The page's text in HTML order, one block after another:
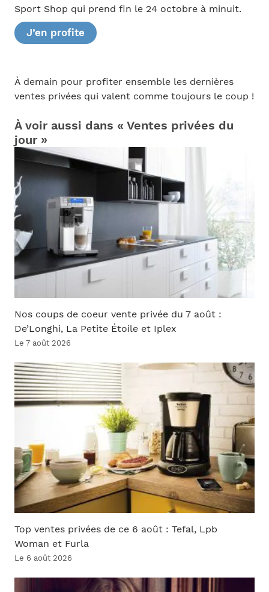
Sport Shop qui prend fin le 24 octobre à minuit.
J’en profite
À demain pour profiter ensemble les dernières
ventes privées qui valent comme toujours le coup !
À voir aussi dans « Ventes privées du
jour »
Nos coups de coeur vente privée du 7 août :
De’Longhi, La Petite Étoile et Iplex
Le 7 août 2026
Top ventes privées de ce 6 août : Tefal, Lpb
Woman et Furla
Le 6 août 2026